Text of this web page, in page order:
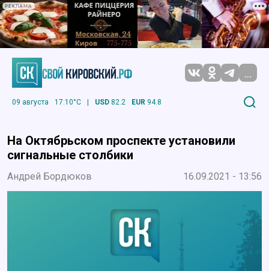
РЕКЛАМА
...
09 августа 17.10°C | USD 82.2 EUR 94.8
На Октябрьском проспекте установили
сигнальные столбики
Андрей Бордюков 16.09.2021 - 13:56